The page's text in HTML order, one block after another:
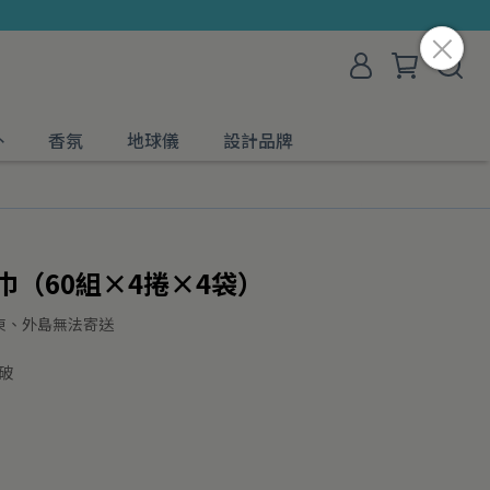
香氛 地球儀 設計品牌
（60組×4捲×4袋）
外島無法寄送